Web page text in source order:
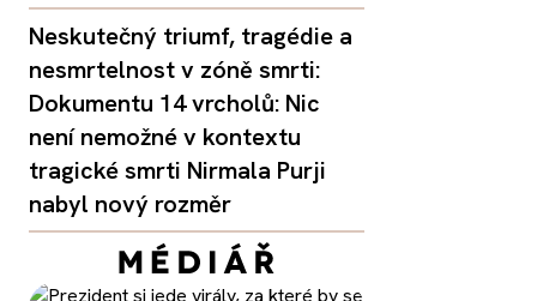
Neskutečný triumf, tragédie a
nesmrtelnost v zóně smrti:
Dokumentu 14 vrcholů: Nic
není nemožné v kontextu
tragické smrti Nirmala Purji
nabyl nový rozměr